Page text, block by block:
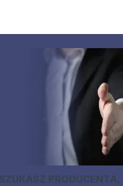
SZUKASZ PRODUCENTA,